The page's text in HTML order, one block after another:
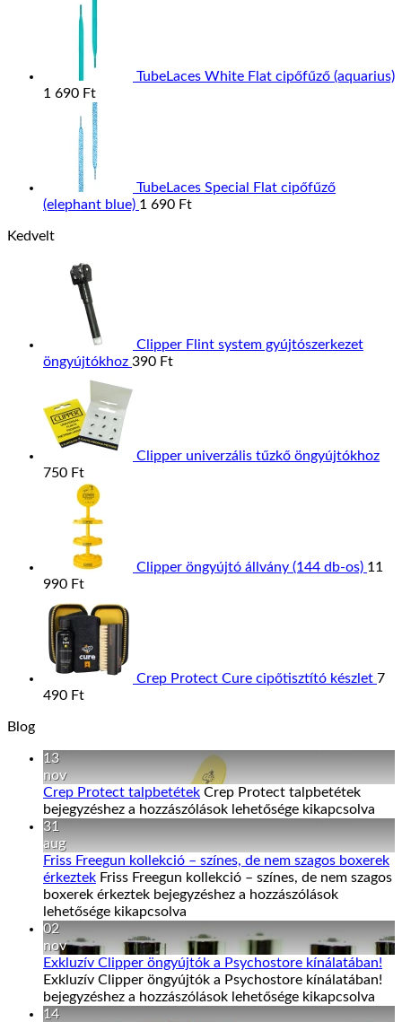
TubeLaces White Flat cipőfűző (aquarius)
1 690 Ft
TubeLaces Special Flat cipőfűző
(elephant blue) 1 690 Ft
Kedvelt
Clipper Flint system gyújtószerkezet
öngyújtókhoz 390 Ft
Clipper univerzális tűzkő öngyújtókhoz
750 Ft
Clipper öngyújtó állvány (144 db-os) 11
990 Ft
Crep Protect Cure cipőtisztító készlet 7
490 Ft
Blog
13
nov
Crep Protect talpbetétek Crep Protect talpbetétek
bejegyzéshez a hozzászólások lehetősége kikapcsolva
31
aug
Friss Freegun kollekció – színes, de nem szagos boxerek
érkeztek Friss Freegun kollekció – színes, de nem szagos
boxerek érkeztek bejegyzéshez a hozzászólások
lehetősége kikapcsolva
02
nov
Exkluzív Clipper öngyújtók a Psychostore kínálatában!
Exkluzív Clipper öngyújtók a Psychostore kínálatában!
bejegyzéshez a hozzászólások lehetősége kikapcsolva
14